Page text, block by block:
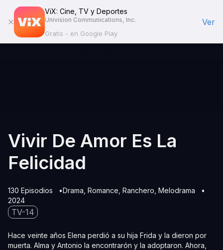
Vivir De Amor Es La
Felicidad
130 Episodios Drama Romance Ranchero Melodrama
2024
TV-14
Hace veinte años Elena perdió a su hija Frida y la dieron por
muerta. Alma y Antonio la encontrarón y la adoptaron. Ahora,
ViX: Cine, TV y Deportes
Univision Communications, Inc.
Gratis - en Google Play
Ver